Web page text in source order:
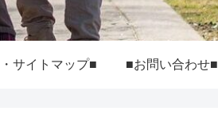
サイトマップ■ ■お問い合わせ■